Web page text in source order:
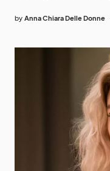
by Anna Chiara Delle Donne